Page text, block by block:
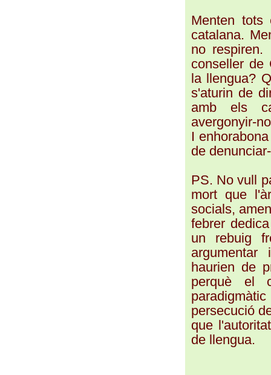
Menten tots
catalana.
no
conseller de
la llengua?
s'aturin de
amb els
avergonyir-
I
de
PS. No vull
mort que
socials,
febrer
un rebuig
haurien de
perquè el
persecució
que
de llengua.